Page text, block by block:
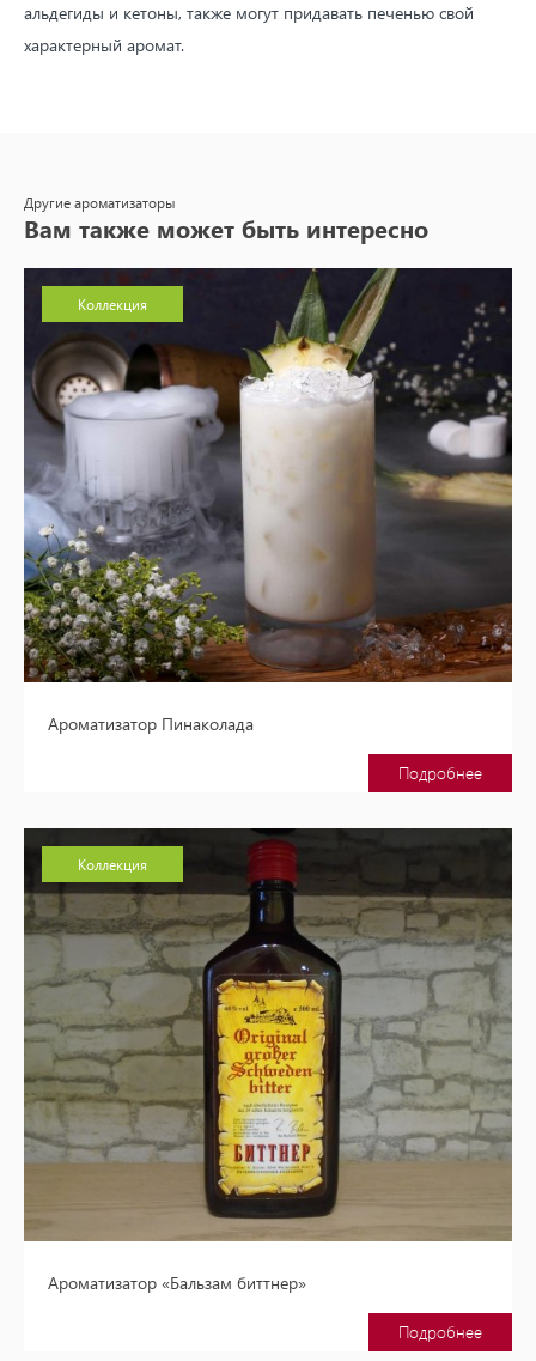
альдегиды и кетоны, также могут придавать печенью свой
характерный аромат.
Другие ароматизаторы
Вам также может быть интересно
Коллекция
Ароматизатор Пинаколада
Подробнее
Коллекция
Ароматизатор «Бальзам биттнер»
Подробнее